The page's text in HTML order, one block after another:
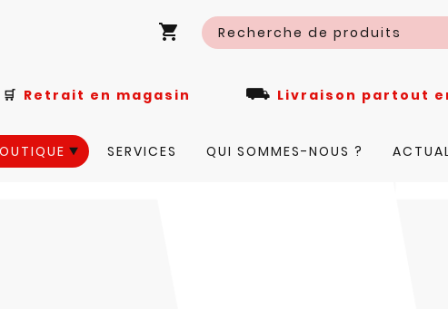
🛒 Retrait en magasin ⛟ Livraison
SERVICES QUI SOMMES-NOUS ?